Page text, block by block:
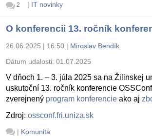
2 | IT novinky
O konferencii 13. ročník
26.06.2025 | 16:50 | Miroslav Bendík
Dátum udalosti: 01.07.2025
V dňoch 1. – 3. júla 2025 sa na Žilinskej
uskutoční 13. ročník konferencie
zverejnený program konferencie ako aj
Zdroj: ossconf.fri.uniza.sk
| Komunita